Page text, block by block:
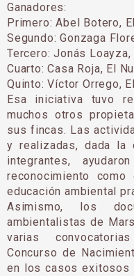
Ganadores:
Primero: Abel Botero,
Segundo: Gonzaga
Tercero: Jonás Loayza,
Cuarto: Casa Roja, El
Quinto: Víctor Orrego,
Esa iniciativa tuvo
muchos otros
sus fincas. Las
y realizadas, dada la
integrantes,
reconocimiento
educación ambiental
Asimismo, los
ambientalistas de
varias
Concurso de
en los casos exitosos